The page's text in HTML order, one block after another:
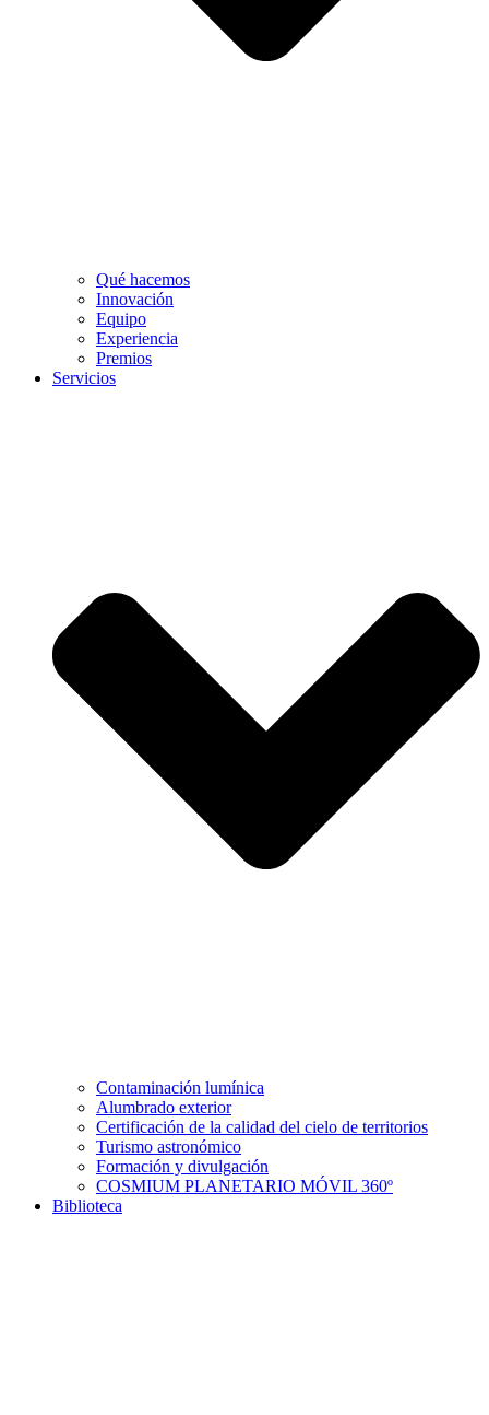
Qué hacemos
Innovación
Equipo
Experiencia
Premios
Servicios
Contaminación lumínica
Alumbrado exterior
Certificación de la calidad del cielo de territorios
Turismo astronómico
Formación y divulgación
COSMIUM PLANETARIO MÓVIL 360º
Biblioteca